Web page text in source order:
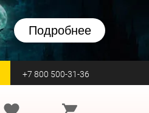
Подробнее
+7 800 500-31-36